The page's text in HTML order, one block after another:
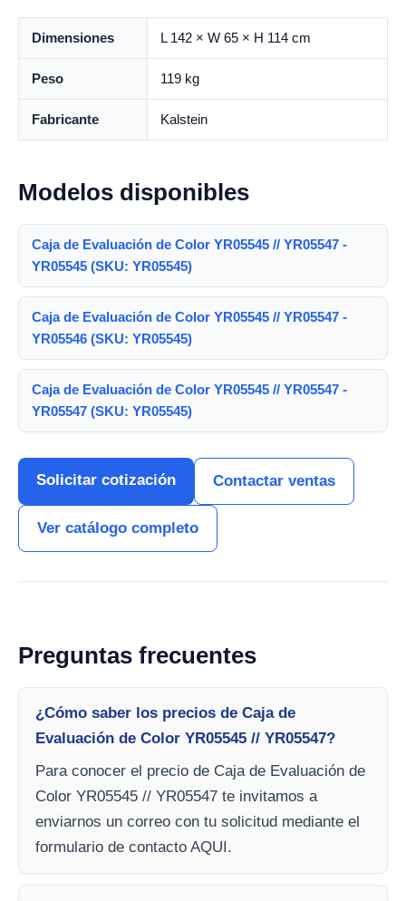
Dimensiones L 142 × W 65 × H 114 cm
Peso 119 kg
Fabricante Kalstein
Modelos disponibles
Caja de Evaluación de Color YR05545 // YR05547 -
YR05545 (SKU: YR05545)
Caja de Evaluación de Color YR05545 // YR05547 -
YR05546 (SKU: YR05545)
Caja de Evaluación de Color YR05545 // YR05547 -
YR05547 (SKU: YR05545)
Solicitar cotización Contactar ventas
Ver catálogo completo
Preguntas frecuentes
¿Cómo saber los precios de Caja de
Evaluación de Color YR05545 // YR05547?
Para conocer el precio de Caja de Evaluación de
Color YR05545 // YR05547 te invitamos a
enviarnos un correo con tu solicitud mediante el
formulario de contacto AQUI.